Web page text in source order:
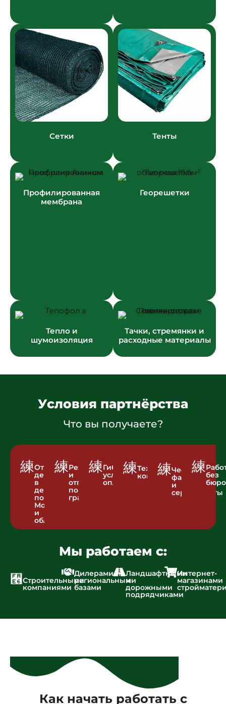
Сетки Тенты
Профилированная
мембрана
Георешетки
Тепло и
шумоизоляция
Тачки, стремянки и
расходные материалы
Условия партнёрства
Что вы получаете?
Отгрузка
день
в
день
по
Москве
и
области
Резерв
и
отгрузка
по
графику
Гибкие
условия
оплаты
Техническая
консультация
Честная
фасовка
и
сертификаты
без
Мы работаем с:
Строительными
компаниями
Дилерами и
региональными
базами
Ландшафтными
и
дорожными
подрядчиками
Интернет-
магазинами
Как начать работать с